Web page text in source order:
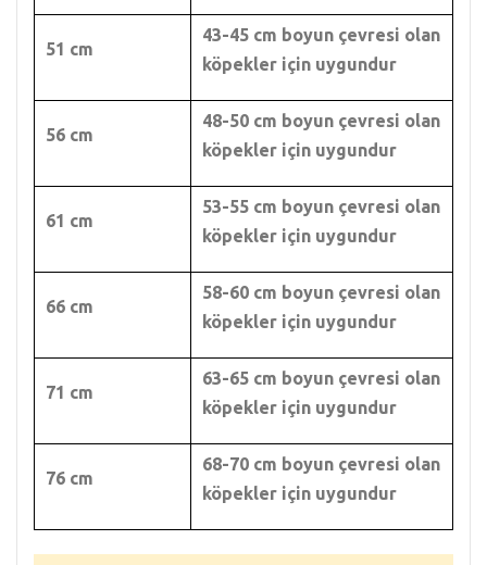
51 cm
43-45 cm boyun çevresi olan
köpekler için uygundur
56 cm
48-50 cm boyun çevresi olan
köpekler için uygundur
61 cm
53-55 cm boyun çevresi olan
köpekler için uygundur
66 cm
58-60 cm boyun çevresi olan
köpekler için uygundur
71 cm
63-65 cm boyun çevresi olan
köpekler için uygundur
76 cm
68-70 cm boyun çevresi olan
köpekler için uygundur